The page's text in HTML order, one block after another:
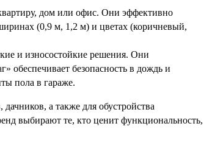
дом или офис. Они эффективно
(0,9 м, 1,2 м) и цветах (коричневый,
и износостойкие решения. Они
обеспечивает безопасность в дождь и
пола в гараже.
а также для обустройства
выбирают те, кто ценит функциональность,